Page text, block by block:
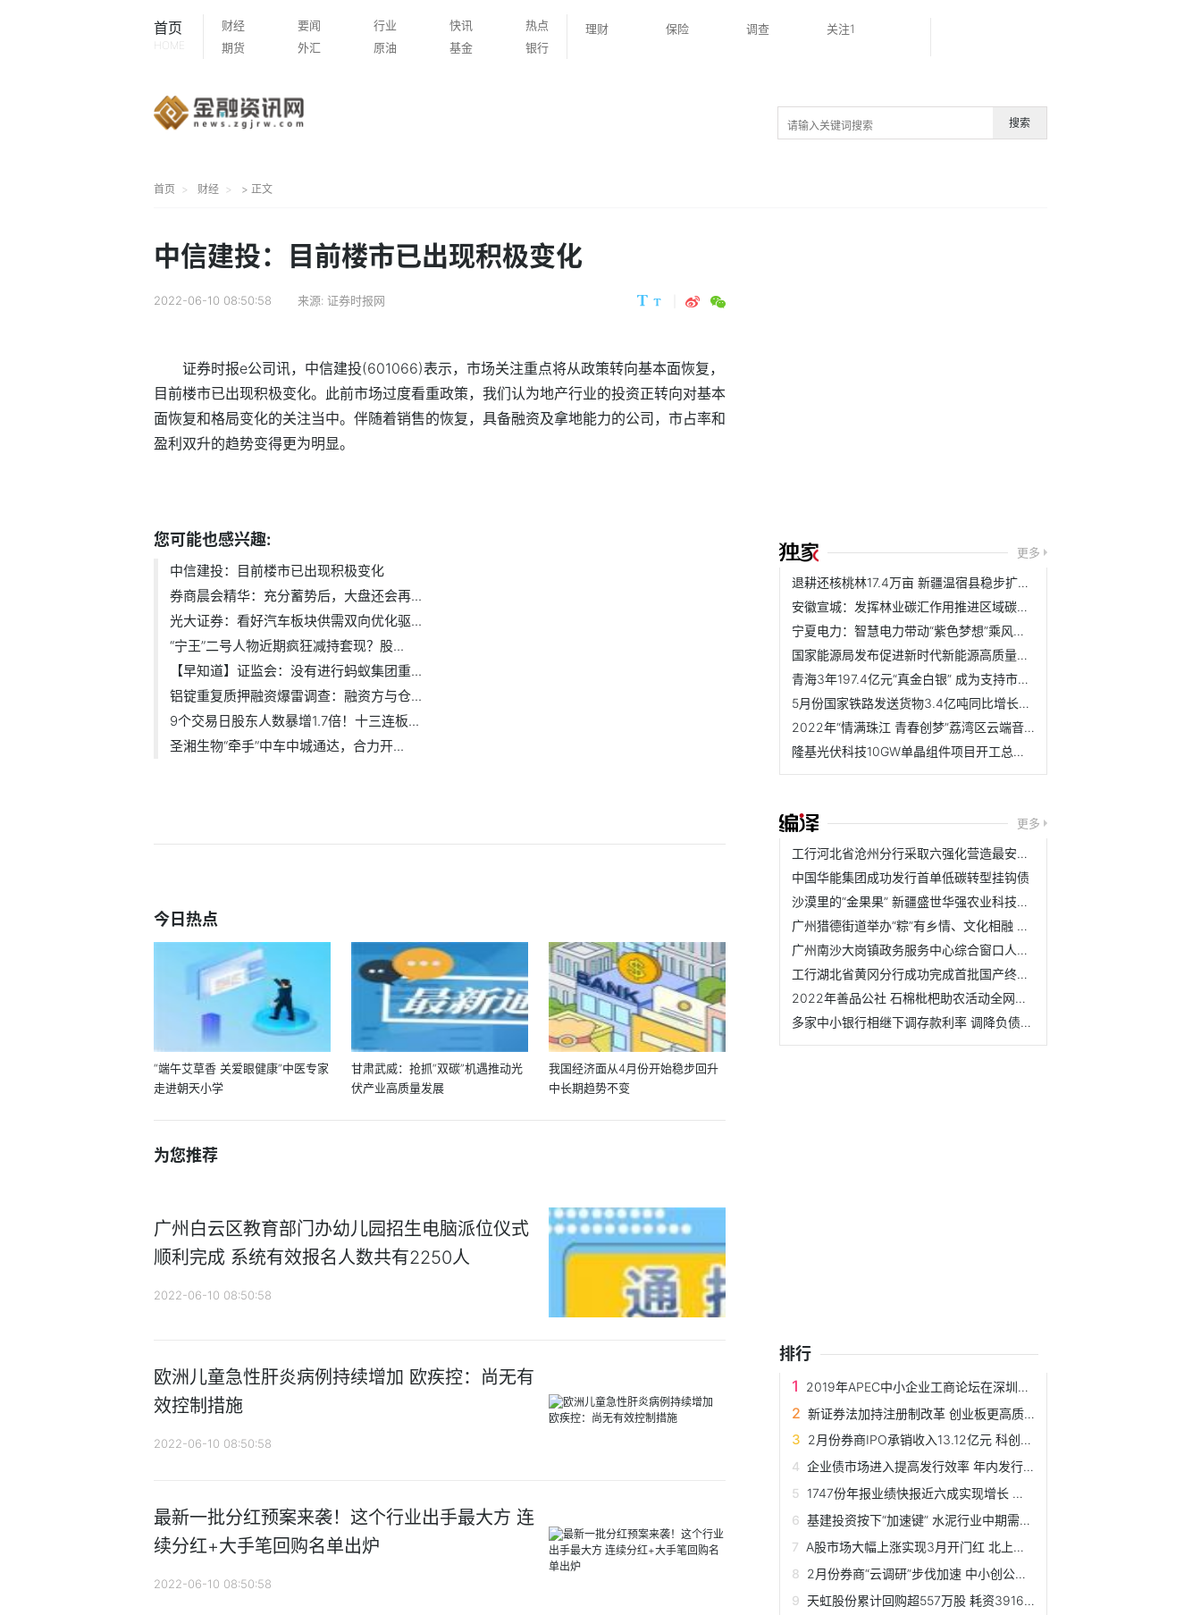
首页
HOME
财经 要闻 行业 快讯
热点
期货
外汇 原油 基金 银行
理财 保险 调查 关注1
搜索
首页 财经 > 正文
中信建投：目前楼市已出现积极变化
2022-06-10 08:50:58 来源: 证券时报网
证券时报e公司讯，中信建投(601066)表示，市场关注重点将从政策转向基本面恢复，
目前楼市已出现积极变化。此前市场过度看重政策，我们认为地产行业的投资正转向对基本
面恢复和格局变化的关注当中。伴随着销售的恢复，具备融资及拿地能力的公司，市占率和
盈利双升的趋势变得更为明显。
您可能也感兴趣:
中信建投：目前楼市已出现积极变化
券商晨会精华：充分蓄势后，大盘还会再...
光大证券：看好汽车板块供需双向优化驱...
“宁王”二号人物近期疯狂减持套现？股...
【早知道】证监会：没有进行蚂蚁集团重...
铝锭重复质押融资爆雷调查：融资方与仓...
9个交易日股东人数暴增1.7倍！十三连板...
圣湘生物“牵手”中车中城通达，合力开...
今日热点
“端午艾草香 关爱眼健康”中医专家
走进朝天小学
甘肃武威：抢抓“双碳”机遇推动光
伏产业高质量发展
我国经济面从4月份开始稳步回升
中长期趋势不变
为您推荐
广州白云区教育部门办幼儿园招生电脑派位仪式
顺利完成 系统有效报名人数共有2250人
2022-06-10 08:50:58
欧洲儿童急性肝炎病例持续增加 欧疾控：尚无有
效控制措施
2022-06-10 08:50:58
最新一批分红预案来袭！这个行业出手最大方 连
续分红+大手笔回购名单出炉
2022-06-10 08:50:58
更多
退耕还核桃林17.4万亩 新疆温宿县稳步扩大核桃产业规模
安徽宣城：发挥林业碳汇作用推进区域碳达峰碳中和
宁夏电力：智慧电力带动“紫色梦想”乘风破浪
国家能源局发布促进新时代新能源高质量发展的实施方案
青海3年197.4亿元“真金白银” 成为支持市场主体的及时雨
5月份国家铁路发送货物3.4亿吨同比增长2110万吨
2022年“情满珠江 青春创梦”荔湾区云端音乐会成功举办
隆基光伏科技10GW单晶组件项目开工总投资60亿元
更多
工行河北省沧州分行采取六强化营造最安全银行氛围
中国华能集团成功发行首单低碳转型挂钩债
沙漠里的“金果果” 新疆盛世华强农业科技有限公司
广州猎德街道举办“粽”有乡情、文化相融 来穗人员友好融合...
广州南沙大岗镇政务服务中心综合窗口人员统一更换制服着装
工行湖北省黄冈分行成功完成首批国产终端系统纳管工作
2022年善品公社 石棉枇杷助农活动全网直播
多家中小银行相继下调存款利率 调降负债成本、改善净息差
排行
2019年APEC中小企业工商论坛在深圳开幕
新证券法加持注册制改革 创业板更高质量发展即日启程
2月份券商IPO承销收入13.12亿元 科创板项目占比近七成
企业债市场进入提高发行效率 年内发行总额或超6000亿元
1747份年报业绩快报近六成实现增长 净利润实现同比翻番公司达154家
基建投资按下“加速键” 水泥行业中期需求有保证
A股市场大幅上涨实现3月开门红 北上资金终结6日净流出
2月份券商“云调研”步伐加速 中小创公司仍是券商调研重点
天虹股份累计回购超557万股 耗资3916.7万元